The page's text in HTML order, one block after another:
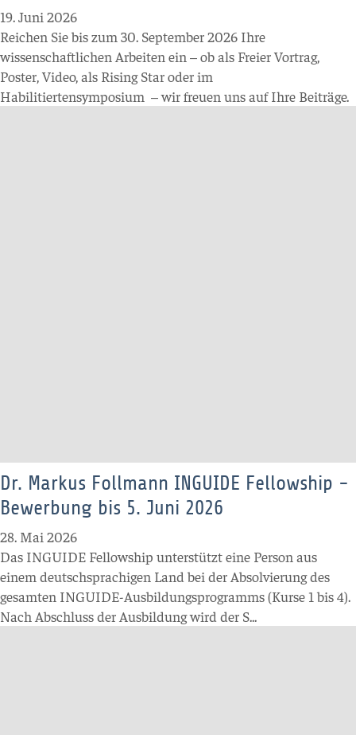
19. Juni 2026
Reichen Sie bis zum 30. September 2026 Ihre
wissenschaftlichen Arbeiten ein –ob als Freier Vortrag,
Poster, Video, als Rising Star oder im
Habilitiertensymposium –wir freuen uns auf Ihre Beiträge.
Dr. Markus Follmann INGUIDE Fellowship -
Bewerbung bis 5. Juni 2026
28. Mai 2026
Das INGUIDE Fellowship unterstützt eine Person aus
einem deutschsprachigen Land bei der Absolvierung des
gesamten INGUIDE-Ausbildungsprogramms (Kurse 1 bis 4).
Nach Abschluss der Ausbildung wird der S...